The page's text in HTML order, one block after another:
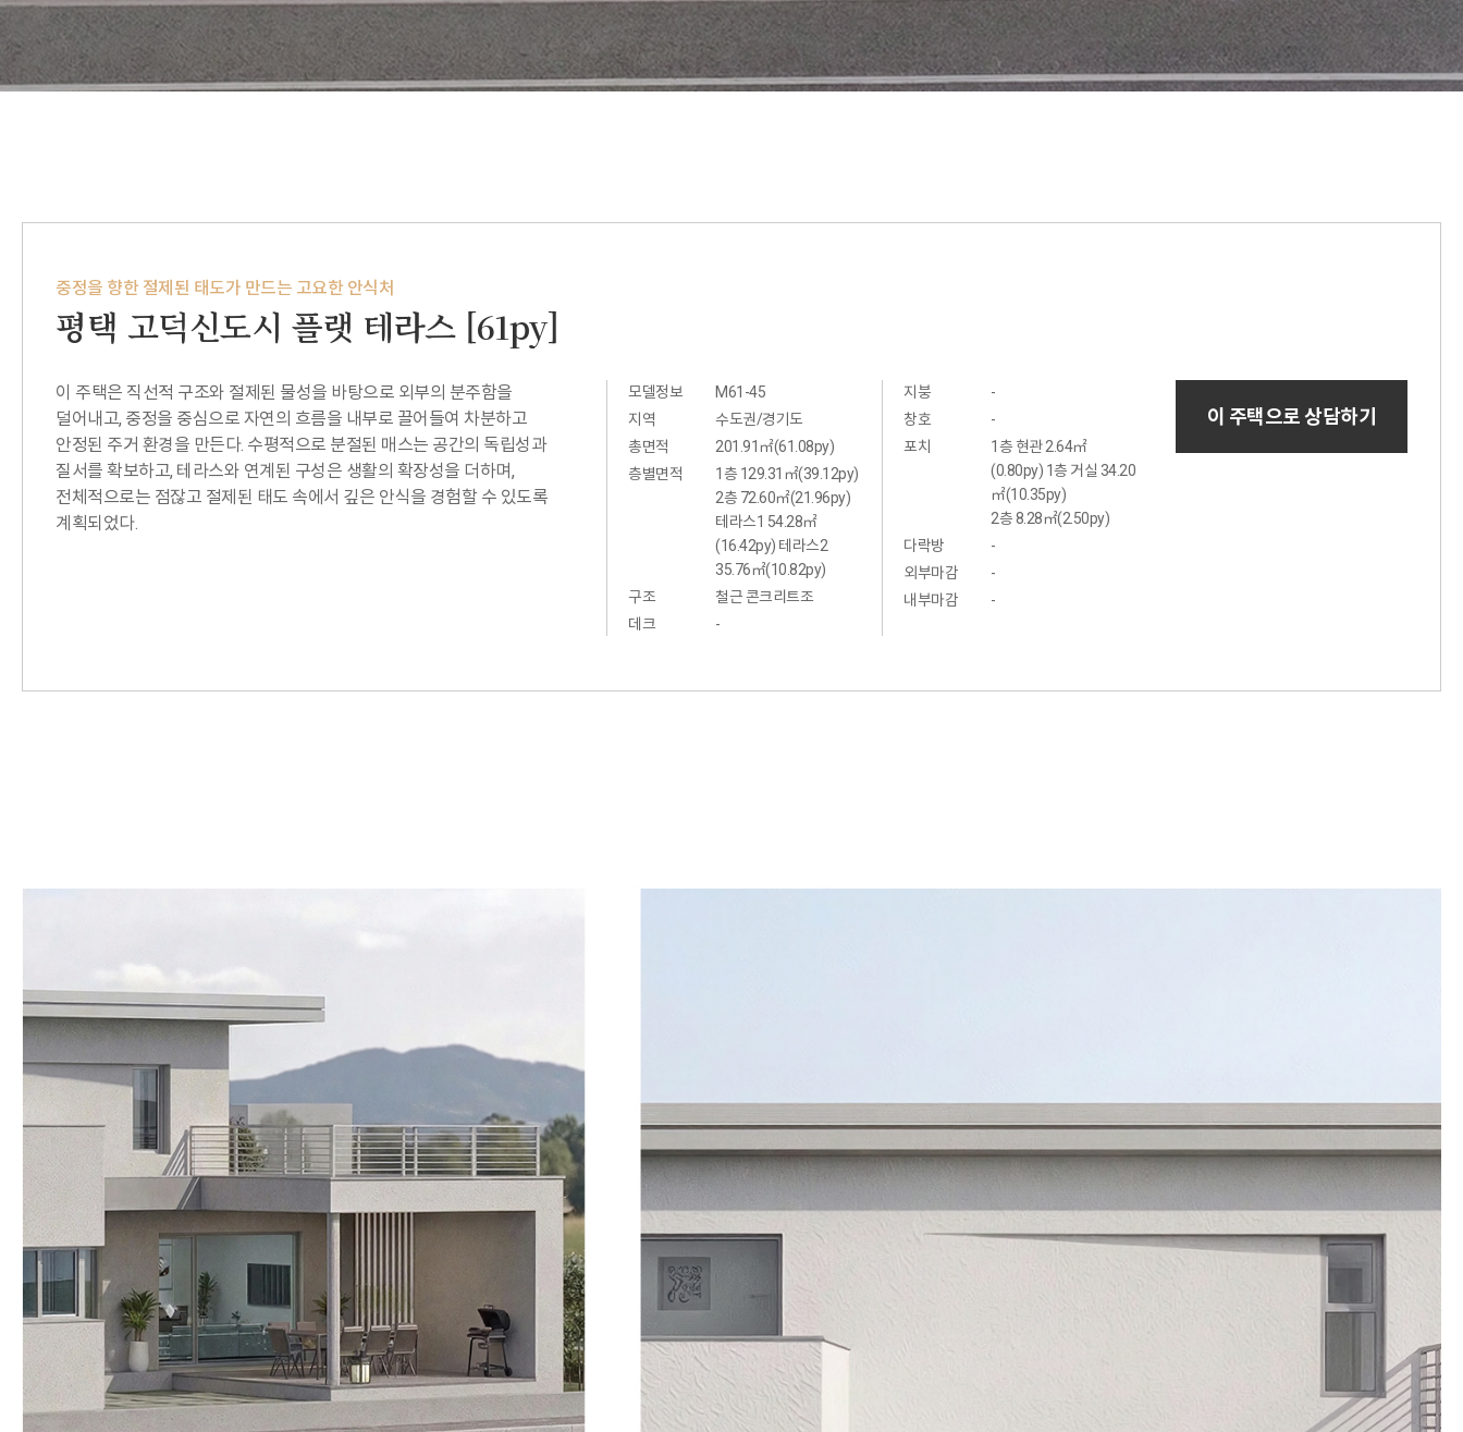
중정을 향한 절제된 태도가 만드는 고요한 안식처
평택 고덕신도시 플랫 테라스 [61py]
이 주택은 직선적 구조와 절제된 물성을 바탕으로 외부의 분주함을
덜어내고, 중정을 중심으로 자연의 흐름을 내부로 끌어들여 차분하고
안정된 주거 환경을 만든다. 수평적으로 분절된 매스는 공간의 독립성과
질서를 확보하고, 테라스와 연계된 구성은 생활의 확장성을 더하며,
전체적으로는 점잖고 절제된 태도 속에서 깊은 안식을 경험할 수 있도록
계획되었다.
모델정보
M61-45
지역
수도권/경기도
총면적
201.91㎡(61.08py)
층별면적
1층 129.31㎡(39.12py)
2층 72.60㎡(21.96py)
테라스1 54.28㎡
(16.42py) 테라스2
35.76㎡(10.82py)
구조
철근 콘크리트조
데크
-
지붕
-
창호
-
포치
1층 현관 2.64㎡
(0.80py) 1층 거실 34.20
㎡(10.35py)
2층 8.28㎡(2.50py)
다락방
-
외부마감
-
내부마감
-
이 주택으로 상담하기